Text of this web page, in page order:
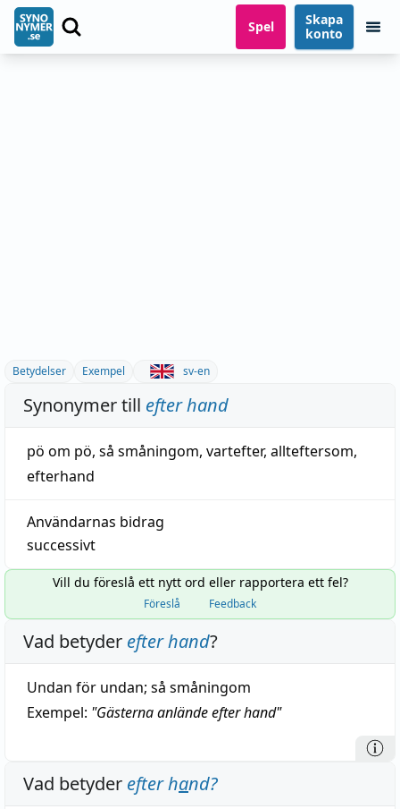
Spel
Skapa
konto
Betydelser Exempel sv-en
Synonymer till efter hand
pö om pö, så småningom, vartefter, allteftersom,
efterhand
Användarnas bidrag
successivt
Vill du föreslå ett nytt ord eller rapportera ett fel?
Föreslå Feedback
Vad betyder efter hand?
Undan för undan; så småningom
Exempel: "Gästerna anlände efter hand"
Vad betyder efter hand?